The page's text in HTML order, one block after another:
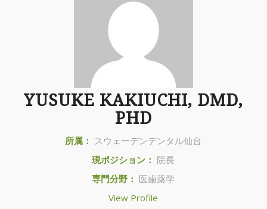
YUSUKE KAKIUCHI, DMD,
PHD
所属： スウェーデンデンタル仙台
現ポジション： 院長
専門分野： 医歯薬学
View Profile